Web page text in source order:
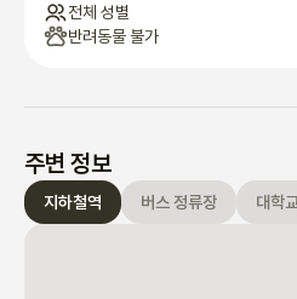
전체 성별
반려동물 불가
주변 정보
지하철역 버스 정류장 대학